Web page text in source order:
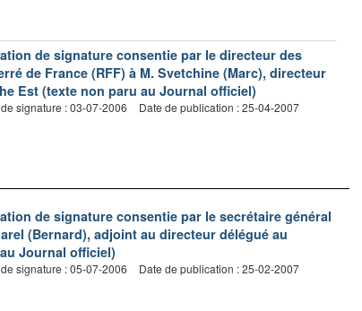
de signature consentie par le directeur des
de France (RFF) à M. Svetchine (Marc), directeur
Est (texte non paru au Journal officiel)
signature : 03-07-2006 Date de publication : 25-04-2007
de signature consentie par le secrétaire général
(Bernard), adjoint au directeur délégué au
Journal officiel)
signature : 05-07-2006 Date de publication : 25-02-2007